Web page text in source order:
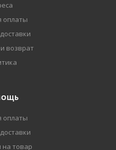
оплаты
возврат
оплаты
на товар